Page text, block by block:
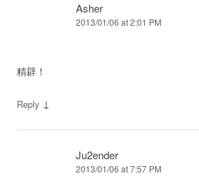
Asher
2013/01/06 at 2:01 PM
精辟！
Reply ↓
Ju2ender
2013/01/06 at 7:57 PM